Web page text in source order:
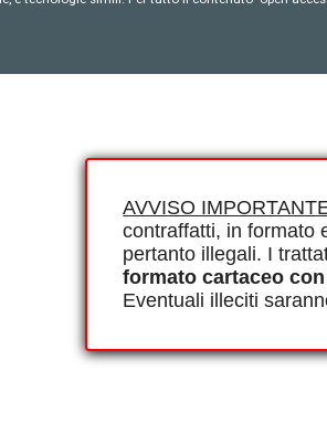
AVVISO
contraffatti, in formato
pertanto illegali. I
formato cartaceo
Eventuali illeciti